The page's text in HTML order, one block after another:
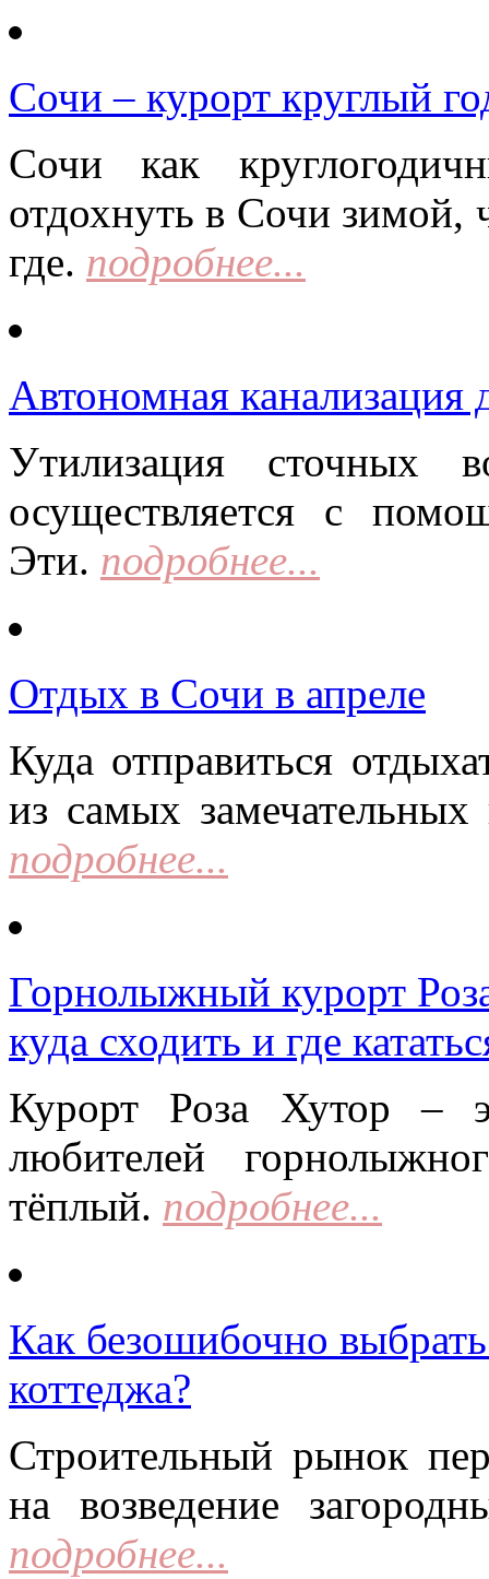
Сочи – курорт круглый
Сочи как
отдохнуть в Сочи зимой,
где. подробнее...
Автономная канализация
Утилизация сточных
осуществляется с
Эти. подробнее...
Отдых в Сочи в апреле
Куда отправиться
из самых замечательных
подробнее...
Горнолыжный курорт
куда сходить и где
Курорт Роза Хутор –
любителей
тёплый. подробнее...
Как безошибочно
коттеджа?
Строительный рынок
на возведение
подробнее...